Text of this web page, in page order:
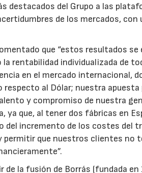
destacados del Grupo a las
de los mercados, con
que “estos resultados
rentabilidad individualizada de
en el mercado internacional,
respecto al Dólar; nuestra
y compromiso de nuestra
ya que, al tener dos fábricas en
incremento de los costes del
permitir que nuestros clientes no
de la fusión de Borrás (fundada